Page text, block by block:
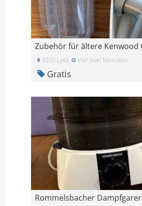
Zubehör für ältere Kenwood
3250 Lyss Vor zwei Monaten
Gratis
Rommelsbacher Dampfgarer